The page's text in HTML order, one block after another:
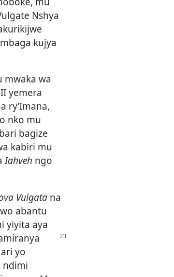
Nshya
kujya
mwaka wa
yemera
ry’Imana,
nko mu
bagize
kabiri mu
Iahveh ngo
Vulgata na
abantu
yiyita aya
yo
ndimi